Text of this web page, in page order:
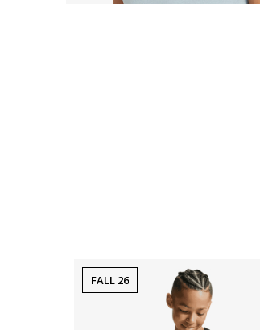
FALL 26